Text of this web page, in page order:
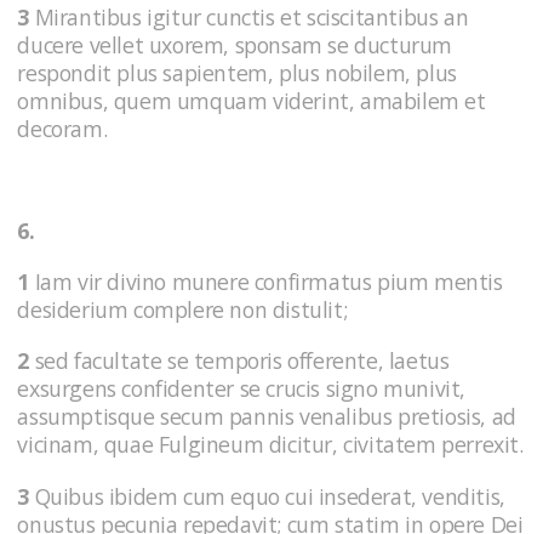
3 Mirantibus igitur cunctis et sciscitantibus an
ducere vellet uxorem, sponsam se ducturum
respondit plus sapientem, plus nobilem, plus
omnibus, quem umquam viderint, amabilem et
decoram.
6.
1 Iam vir divino munere confirmatus pium mentis
desiderium complere non distulit;
2 sed facultate se temporis offerente, laetus
exsurgens confidenter se crucis signo munivit,
assumptisque secum pannis venalibus pretiosis, ad
vicinam, quae Fulgineum dicitur, civitatem perrexit.
3 Quibus ibidem cum equo cui insederat, venditis,
onustus pecunia repedavit; cum statim in opere Dei